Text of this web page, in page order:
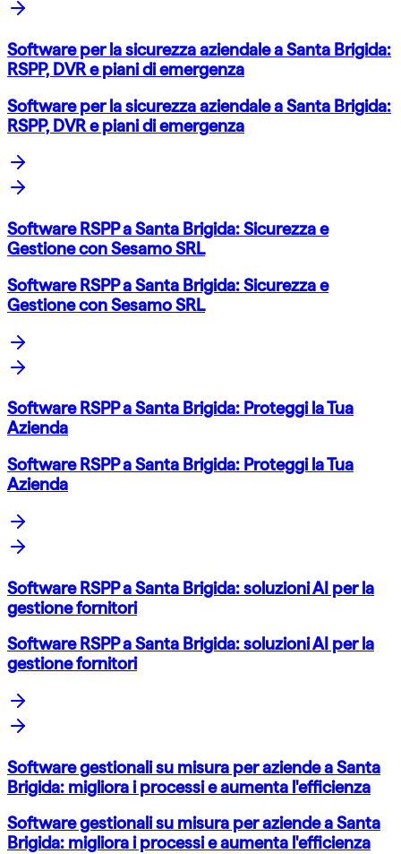
Software per la sicurezza aziendale a Santa Brigida:
RSPP, DVR e piani di emergenza
Software per la sicurezza aziendale a Santa Brigida:
RSPP, DVR e piani di emergenza
Software RSPP a Santa Brigida: Sicurezza e
Gestione con Sesamo SRL
Software RSPP a Santa Brigida: Sicurezza e
Gestione con Sesamo SRL
Software RSPP a Santa Brigida: Proteggi la Tua
Azienda
Software RSPP a Santa Brigida: Proteggi la Tua
Azienda
Software RSPP a Santa Brigida: soluzioni AI per la
gestione fornitori
Software RSPP a Santa Brigida: soluzioni AI per la
gestione fornitori
Software gestionali su misura per aziende a Santa
Brigida: migliora i processi e aumenta l'efficienza
Software gestionali su misura per aziende a Santa
Brigida: migliora i processi e aumenta l'efficienza